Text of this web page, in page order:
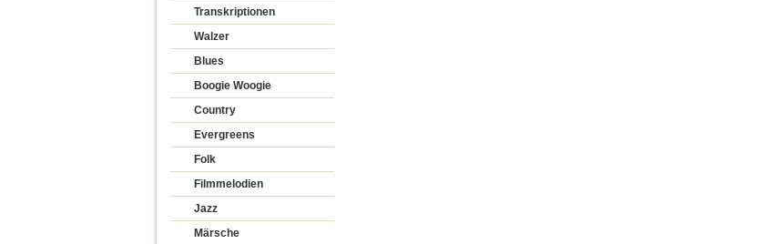
Transkriptionen
Walzer
Blues
Boogie Woogie
Country
Evergreens
Folk
Filmmelodien
Jazz
Märsche